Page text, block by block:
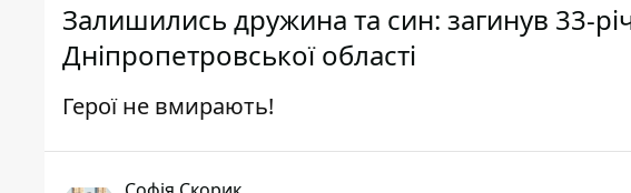
Залишились дружина та син: загинув 33-
Дніпропетровської області
Герої не вмирають!